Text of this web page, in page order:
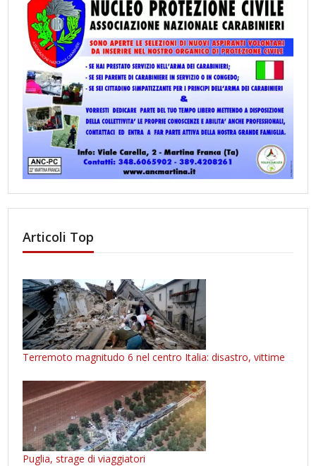
Articoli Top
Terremoto magnitudo 6 nel centro Italia: disastro, vittime
Puglia, strage di viaggiatori